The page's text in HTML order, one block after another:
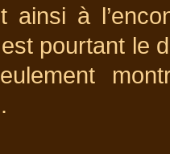
ainsi à
pourtant le